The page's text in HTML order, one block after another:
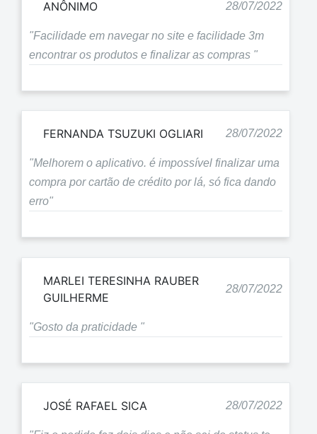
ANÔNIMO 28/07/2022
"Facilidade em navegar no site e facilidade 3m
encontrar os produtos e finalizar as compras "
FERNANDA TSUZUKI OGLIARI 28/07/2022
"Melhorem o aplicativo. é impossível finalizar uma
compra por cartão de crédito por lá, só fica dando
erro"
MARLEI TERESINHA RAUBER
GUILHERME
28/07/2022
"Gosto da praticidade "
JOSÉ RAFAEL SICA 28/07/2022